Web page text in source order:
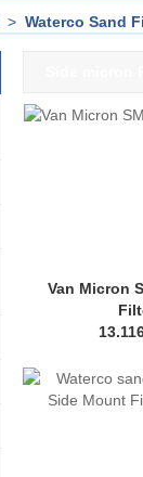
> Waterco Sand
Van Micron